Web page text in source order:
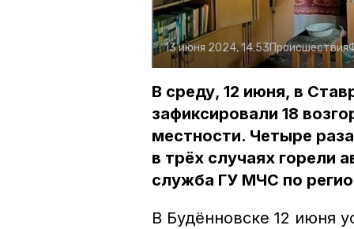
13 июня 2024, 14:53Происшествия
В среду, 12 июня, в
зафиксировали 18
местности. Четыре
в трёх случаях горели
служба ГУ МЧС по
В Будённовске 12 июня